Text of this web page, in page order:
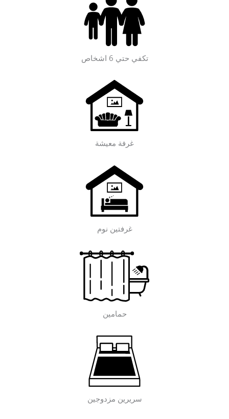
تكفي حتي 6 اشخاص
غرفة معيشة
غرفتين نوم
حمامين
سريرين مزدوجين